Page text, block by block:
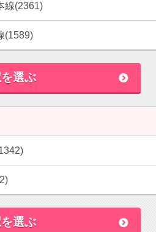
線(2361)
(1589)
選ぶ
選ぶ